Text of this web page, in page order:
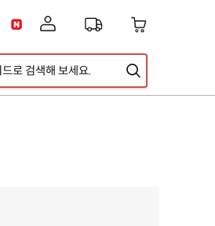
호 변경 안내
변경 안내